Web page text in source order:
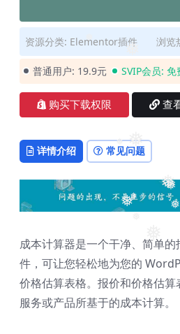
❅
❅
❅
❅
❅
❅ ❅
❅
❅
资源分类: Elementor插件 浏览
普通用户: 19.9元 SVIP会员: 免
购买下载权限 查
详情介绍 常见问题
成本计算器是一个干净、简单
件，可让您轻松地为您的
价格估算表格。报价和价格估
服务或产品所基于的成本计算。